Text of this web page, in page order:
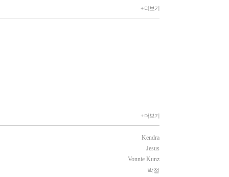
+ 더보기
+ 더보기
Kendra
Jesus
Vonnie Kunz
박철